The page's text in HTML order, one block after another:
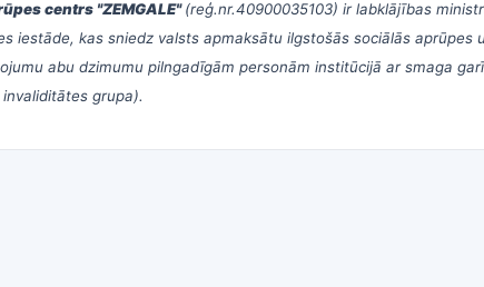
centrs "ZEMGALE"(reģ.nr.40900035103) ir labklājības
iestāde, kas sniedz valsts apmaksātu ilgstošās sociālās aprūpes
abu dzimumu pilngadīgām personām institūcijā ar smaga
grupa).